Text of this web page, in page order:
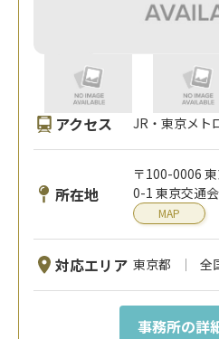
アクセス JR・東京メト
所在地
〒100-0006
0-1 東京交通
MAP
対応エリア 東京都 全
事務所の詳